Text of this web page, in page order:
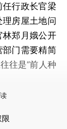
行政长官梁
房屋土地问
郑月娥公开
部门需要精简
往是“前人种
限